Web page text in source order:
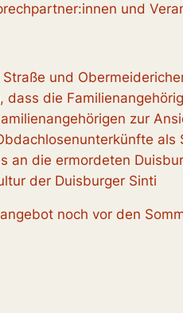
und
und
dass die
zur
als
an die ermordeten
der Duisburger Sinti
noch vor den